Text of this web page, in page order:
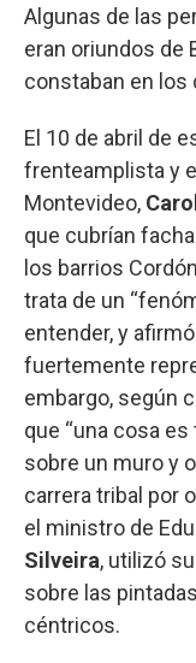
Algunas de las
eran oriundos de
constaban en los
El 10 de abril de
frenteamplista y
Montevideo,
que cubrían
los barrios
trata de un
entender, y
fuertemente
embargo, según
que “una cosa
sobre un muro y
carrera tribal por
el ministro de
Silveira, utilizó
sobre las
céntricos.